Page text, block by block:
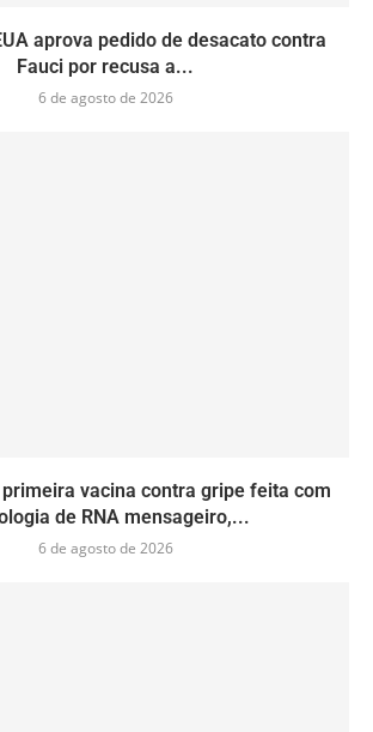
aprova pedido de desacato contra
Fauci por recusa a...
6 de agosto de 2026
primeira vacina contra gripe feita com
de RNA mensageiro,...
6 de agosto de 2026